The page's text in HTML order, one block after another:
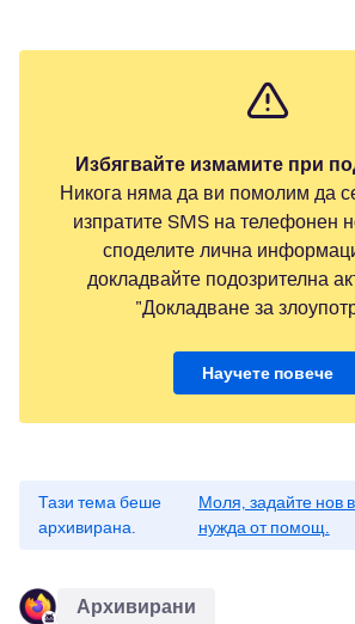
Избягвайте измамите при
Никога няма да ви помолим да
изпратите SMS на телефонен
споделите лична
докладвайте подозрителна
"Докладване за
Научете повече
Тази тема беше
архивирана.
Моля, задайте нов
нужда от помощ.
Архивирани